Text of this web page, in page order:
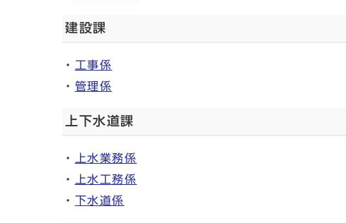
建設課
・ 工事係
・ 管理係
上下水道課
・
上水業務係
・
上水工務係
・ 下水道係